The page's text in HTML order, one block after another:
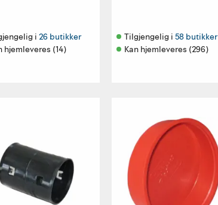
i 26 butikker
hjemleveres (14)
Tilgjengelig i 58 butikker
Kan hjemleveres (296)